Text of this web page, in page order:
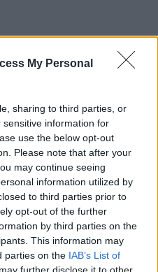
My Personal
sharing to third parties, or
information for
use the below opt-out
Please note that after your
may continue seeing
information utilized by
to third parties prior to
opt-out of the further
by third parties on the
This information may
parties on the IAB’s List of